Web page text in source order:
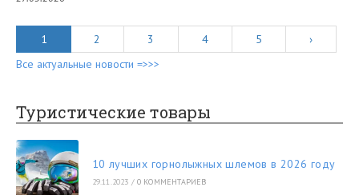
1 2 3 4 5
›
Все актуальные новости =>>>
Туристические товары
10 лучших горнолыжных шлемов в 2026 году
29.11.2023 / 0 КОММЕНТАРИЕВ